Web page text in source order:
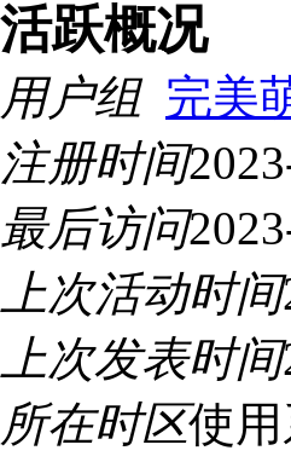
活跃概况
用户组 完美
注册时间
最后访问
上次活动时间
上次发表时间
所在时区使